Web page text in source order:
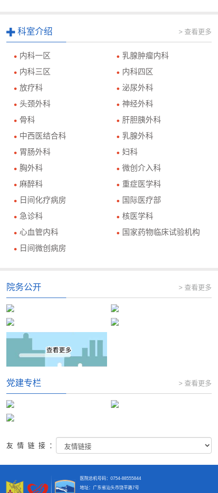
科室介绍 > 查看更多
● 内科一区 ● 乳腺肿瘤内科
● 内科三区 ● 内科四区
● 放疗科 ● 泌尿外科
● 头颈外科 ● 神经外科
● 骨科 ● 肝胆胰外科
● 中西医结合科 ● 乳腺外科
● 胃肠外科 ● 妇科
● 胸外科 ● 微创介入科
● 麻醉科 ● 重症医学科
● 日间化疗病房 ● 国际医疗部
● 急诊科 ● 核医学科
● 心血管内科 ● 国家药物临床试验机构
● 日间微创病房
院务公开 > 查看更多
党建专栏 > 查看更多
友情链接：
医院总机号码：0754-88555844
地址：广东省汕头市饶平路7号